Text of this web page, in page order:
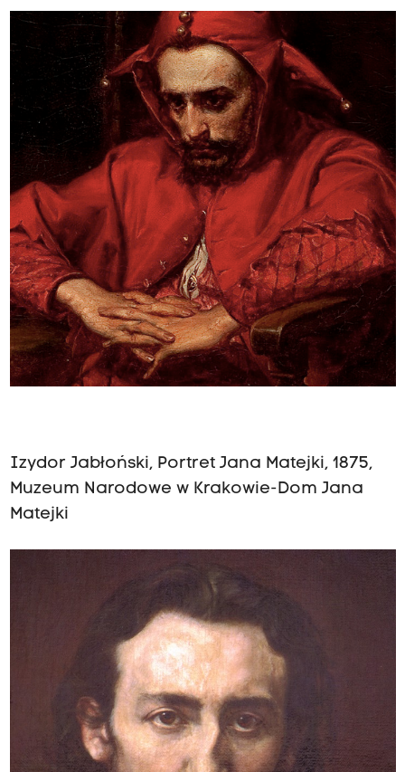
Izydor Jabłoński, Portret Jana Matejki, 1875,
Muzeum Narodowe w Krakowie-Dom Jana
Matejki